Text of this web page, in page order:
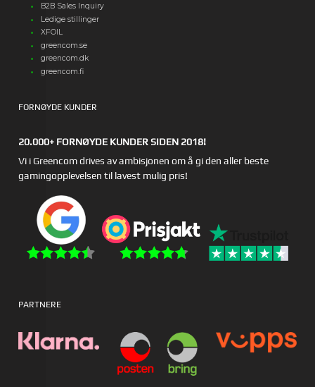
B2B Sales Inquiry
Ledige stillinger
XFOIL
greencom.se
greencom.dk
greencom.fi
FORNØYDE KUNDER
20.000+ FORNØYDE KUNDER SIDEN 2018!
Vi i Greencom drives av ambisjonen om å gi den aller beste
gamingopplevelsen til lavest mulig pris!
PARTNERE